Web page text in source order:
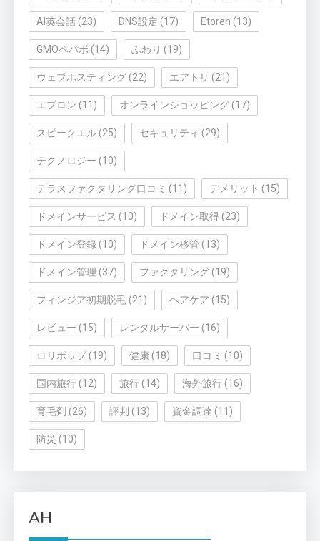
AI英会話 (23) DNS設定 (17) Etoren (13)
GMOペパボ (14) ふわり (19)
ウェブホスティング (22) エアトリ (21)
エプロン (11) オンラインショッピング (17)
スピークエル (25) セキュリティ (29)
テクノロジー (10)
テラスファクタリング口コミ (11) デメリット (15)
ドメインサービス (10) ドメイン取得 (23)
ドメイン登録 (10) ドメイン移管 (13)
ドメイン管理 (37) ファクタリング (19)
フィンジア初期脱毛 (21) ヘアケア (15)
レビュー (15) レンタルサーバー (16)
ロリポップ(19) 健康 (18) 口コミ (10)
国内旅行 (12) 旅行 (14) 海外旅行 (16)
育毛剤 (26) 評判 (13) 資金調達 (11)
防災 (10)
AH